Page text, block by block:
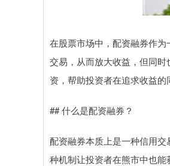
在股票市场中，配资融券作
交易，从而放大收益，但同
资，帮助投资者在追求收益的
## 什么是配资融券？
配资融券本质上是一种信用
种机制让投资者在熊市中也能